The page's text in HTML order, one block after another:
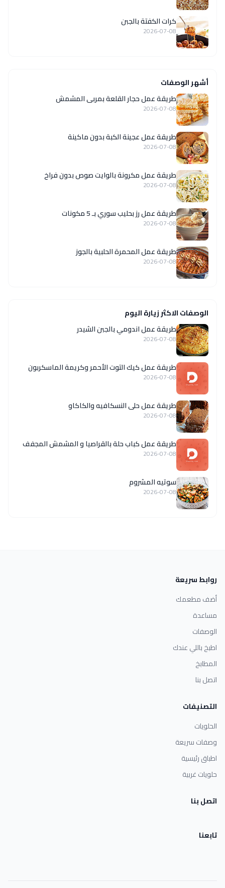
كرات الكفتة بالجبن
2026-07-08
أشهر الوصفات
طريقة عمل حجار القلعة بمربى المشمش
2026-07-08
طريقة عمل عجينة الكبة بدون ماكينة
2026-07-08
طريقة عمل مكرونة بالوايت صوص بدون فراخ
2026-07-08
طريقة عمل رز بحليب سوري بـ 5 مكونات
2026-07-08
طريقة عمل المحمرة الحلبية بالجوز
2026-07-08
الوصفات الاكثر زيارة اليوم
طريقة عمل اندومي بالجبن الشيدر
2026-07-08
طريقة عمل كيك التوت الأحمر وكريمة الماسكربون
2026-07-08
طريقة عمل حلى النسكافيه والكاكاو
2026-07-08
طريقة عمل كباب حلة بالقراصيا و المشمش المجفف
2026-07-08
سوتيه المشروم
2026-07-08
روابط سريعة
أضف مطعمك
مساعدة
الوصفات
اطبخ باللي عندك
المطابخ
اتصل بنا
التصنيفات
الحلويات
وصفات سريعة
اطباق رئيسية
حلويات غربية
اتصل بنا
تابعنا